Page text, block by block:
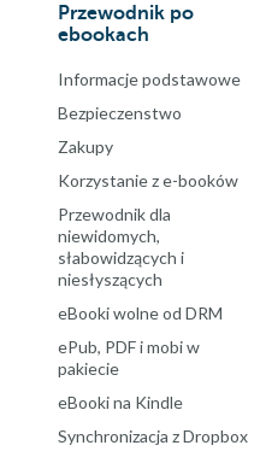
Przewodnik po
ebookach
Informacje podstawowe
Bezpieczenstwo
Zakupy
Korzystanie z e-booków
Przewodnik dla
niewidomych,
słabowidzących i
niesłyszących
eBooki wolne od DRM
ePub, PDF i mobi w
pakiecie
eBooki na Kindle
Synchronizacja z Dropbox